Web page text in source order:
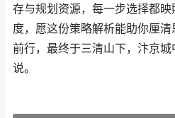
存与规划资源，每一步选择都
度，愿这份策略解析能助你厘
前行，最终于三清山下，汴京
说。